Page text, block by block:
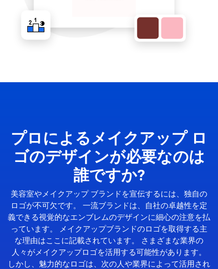
プロによるメイクアップ ロ
ゴのデザインが必要なのは
誰ですか?
美容室やメイクアップ ブランドを宣伝するには、独自の
ロゴが不可欠です。 一流ブランドは、自社の卓越性を定
義できる視覚的なエンブレムのデザインに細心の注意を払
っています。 メイクアップブランドのロゴを取得する主
な理由はここに記載されています。 さまざまな業界の
人々がメイクアップロゴを活用する可能性があります。
しかし、魅力的なロゴは、次の人や業界によって活用され